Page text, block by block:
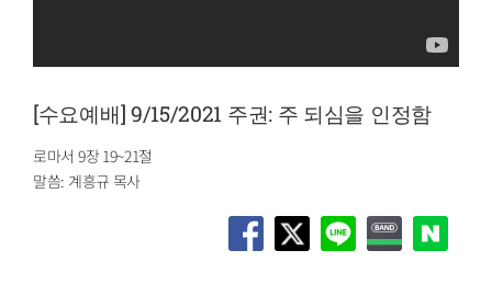
[수요예배] 9/15/2021 주권: 주 되심을 인정함
로마서 9장 19~21절
말씀: 계흥규 목사